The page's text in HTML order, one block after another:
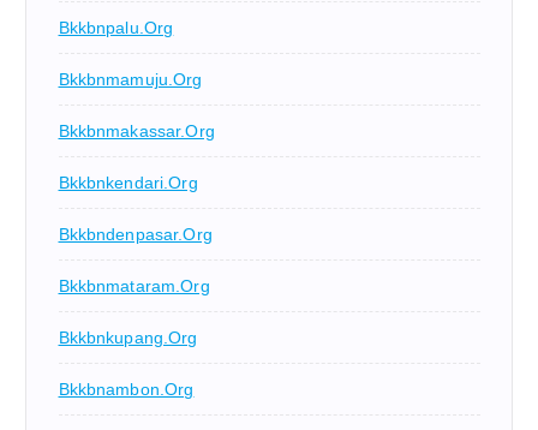
Bkkbnpalu.org
Bkkbnmamuju.org
Bkkbnmakassar.org
Bkkbnkendari.org
Bkkbndenpasar.org
Bkkbnmataram.org
Bkkbnkupang.org
Bkkbnambon.org